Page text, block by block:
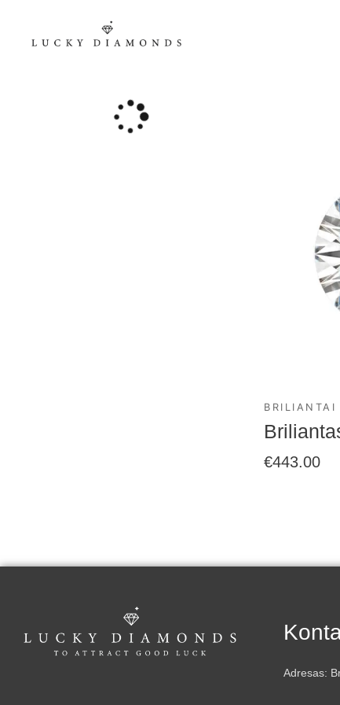
BRILIANTAI
€443.00
Adresas: